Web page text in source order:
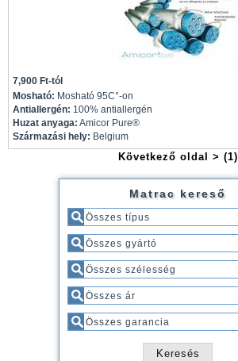
7,900 Ft-tól
Mosható: Mosható 95C°-on
Antiallergén: 100% antiallergén
Huzat anyaga: Amicor Pure®
Származási hely: Belgium
Következő oldal > (1)
Matrac kereső